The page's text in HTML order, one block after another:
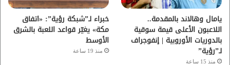
ا
م
يامال وهالاند بالمقدمة..
اللاعبون الأعلى قيمة سوقية
بالدوريات الأوروبية | إنفوجراف
لـ”رؤية”
منذ 15 ساعة
خبراء لـ”شبكة رؤية”: «اتفاق
مكة» يغيّر قواعد اللعبة بالشرق
الأوسط
منذ 19 ساعة